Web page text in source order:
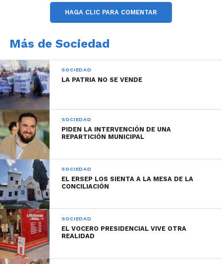
HAGA CLIC PARA COMENTAR
Más de Sociedad
SOCIEDAD
LA PATRIA NO SE VENDE
SOCIEDAD
PIDEN LA INTERVENCIÓN DE UNA
REPARTICIÓN MUNICIPAL
SOCIEDAD
EL ERSEP LOS SIENTA A LA MESA DE LA
CONCILIACIÓN
SOCIEDAD
EL VOCERO PRESIDENCIAL VIVE OTRA
REALIDAD